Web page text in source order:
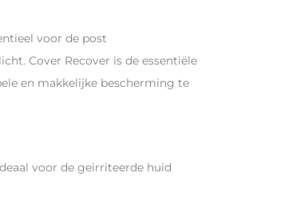
voor de post
Cover Recover is de essentiële
en makkelijke bescherming te
voor de geïrriteerde huid